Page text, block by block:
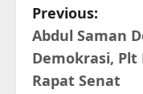
P
o
s
Previous:
Abdul Saman
Demokrasi,
Rapat Senat